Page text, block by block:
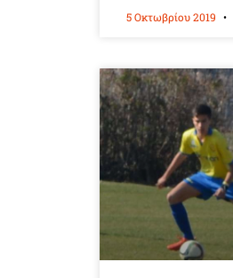
5 Οκτωβρίου 2019